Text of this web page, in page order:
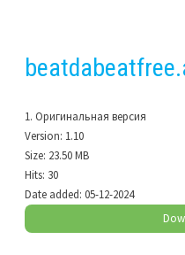
1. Оригинальная версия
Version: 1.10
Size: 23.50 MB
Hits: 30
Date added: 05-12-2024